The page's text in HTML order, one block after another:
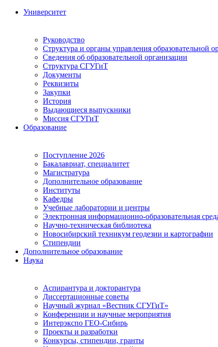
Университет
Руководство
Структура и органы управления образовательной
Сведения об образовательной организации
Структура СГУГиТ
Документы
Реквизиты
Закупки
История
Выдающиеся выпускники
Миссия СГУГиТ
Образование
Поступление 2026
Бакалавриат, специалитет
Магистратура
Дополнительное образование
Институты
Кафедры
Учебные лаборатории и центры
Электронная информационно-образовательная
Научно-техническая библиотека
Новосибирский техникум геодезии и картографии
Стипендии
Дополнительное образование
Наука
Аспирантура и докторантура
Диссертационные советы
Научный журнал «Вестник СГУГиТ»
Конференции и научные мероприятия
Интерэкспо ГЕО-Сибирь
Проекты и разработки
Конкурсы, стипендии, гранты